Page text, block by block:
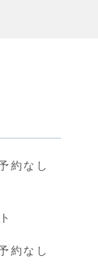
約なし
約なし